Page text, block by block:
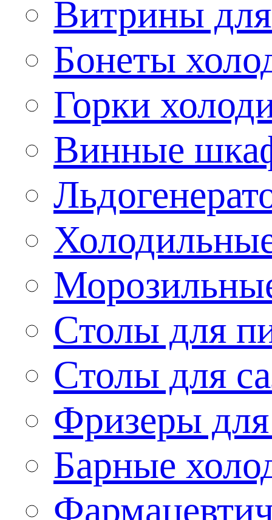
Витрины
Бонеты
Горки
Винные
Столы для
Столы для
Фризеры
Барные